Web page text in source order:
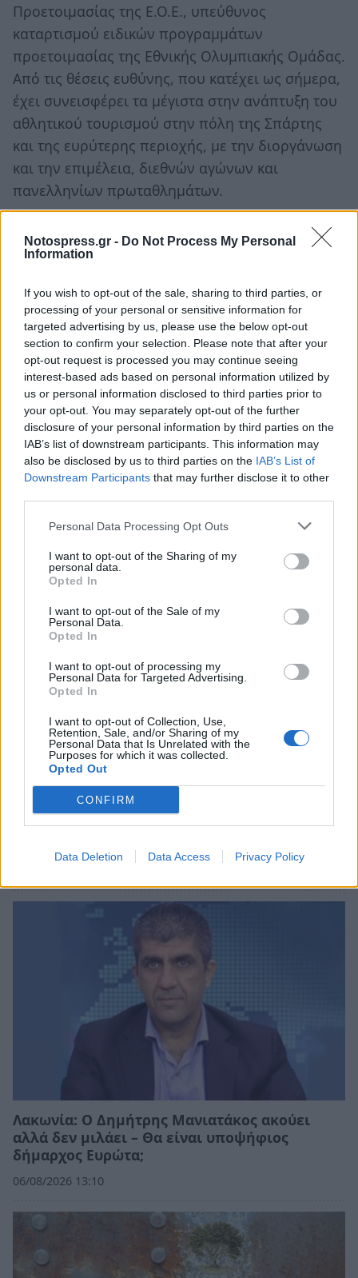
Notospress.gr - Do Not Process My Personal
Information
If you wish to opt-out of the sale, sharing to third parties, or
processing of your personal or sensitive information for
targeted advertising by us, please use the below opt-out
section to confirm your selection. Please note that after your
opt-out request is processed you may continue seeing
interest-based ads based on personal information utilized by
us or personal information disclosed to third parties prior to
your opt-out. You may separately opt-out of the further
disclosure of your personal information by third parties on the
IAB’s list of downstream participants. This information may
also be disclosed by us to third parties on the IAB’s List of
Downstream Participants that may further disclose it to other
Personal Data Processing Opt Outs
I want to opt-out of the Sharing of my
personal data.
Opted In
I want to opt-out of the Sale of my
Personal Data.
Opted In
I want to opt-out of processing my
Personal Data for Targeted Advertising.
Opted In
I want to opt-out of Collection, Use,
Retention, Sale, and/or Sharing of my
Personal Data that Is Unrelated with the
Purposes for which it was collected.
Opted Out
CONFIRM
Data Deletion Data Access Privacy Policy
Προετοιμασίας της Ε.Ο.Ε., υπεύθυνος
καταρτισμού ειδικών προγραμμάτων
προετοιμασίας της Εθνικής Ολυμπιακής Ομάδας.
Από τις θέσεις ευθύνης, που κατέχει ως σήμερα,
έχει συνεισφέρει τα μέγιστα στην ανάπτυξη του
αθλητικού τουρισμού στην πόλη της Σπάρτης
και της ευρύτερης περιοχής, με την διοργάνωση
και την επιμέλεια, διεθνών αγώνων και
πανελληνίων πρωταθλημάτων.
TAGS: ΑΥΤΟΔΙΟΙΚΗΣΗ
Λακωνία: Ο Δημήτρης Μανιατάκος ακούει
αλλά δεν μιλάει – Θα είναι υποψήφιος
δήμαρχος Ευρώτα;
06/08/2026 13:10